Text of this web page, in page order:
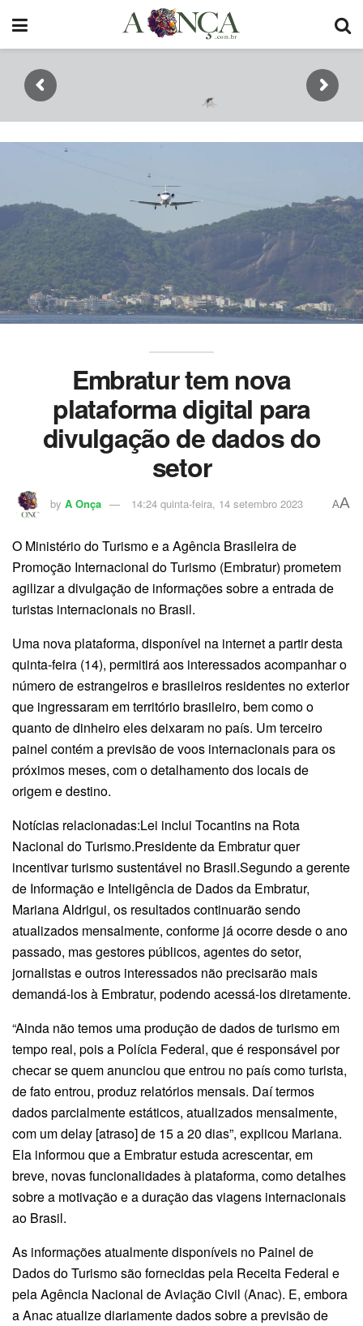
Embratur tem nova
plataforma digital para
divulgação de dados do
setor
by A Onça 14:24 quinta-feira, 14 setembro 2023 AA
O Ministério do Turismo e a Agência Brasileira de
Promoção Internacional do Turismo (Embratur) prometem
agilizar a divulgação de informações sobre a entrada de
turistas internacionais no Brasil.
Uma nova plataforma, disponível na internet a partir desta
quinta-feira (14), permitirá aos interessados acompanhar o
número de estrangeiros e brasileiros residentes no exterior
que ingressaram em território brasileiro, bem como o
quanto de dinheiro eles deixaram no país. Um terceiro
painel contém a previsão de voos internacionais para os
próximos meses, com o detalhamento dos locais de
origem e destino.
Notícias relacionadas:Lei inclui Tocantins na Rota
Nacional do Turismo.Presidente da Embratur quer
incentivar turismo sustentável no Brasil.Segundo a gerente
de Informação e Inteligência de Dados da Embratur,
Mariana Aldrigui, os resultados continuarão sendo
atualizados mensalmente, conforme já ocorre desde o ano
passado, mas gestores públicos, agentes do setor,
jornalistas e outros interessados não precisarão mais
demandá-los à Embratur, podendo acessá-los diretamente.
“Ainda não temos uma produção de dados de turismo em
tempo real, pois a Polícia Federal, que é responsável por
checar se quem anunciou que entrou no país como turista,
de fato entrou, produz relatórios mensais. Daí termos
dados parcialmente estáticos, atualizados mensalmente,
com um delay [atraso] de 15 a 20 dias”, explicou Mariana.
Ela informou que a Embratur estuda acrescentar, em
breve, novas funcionalidades à plataforma, como detalhes
sobre a motivação e a duração das viagens internacionais
ao Brasil.
As informações atualmente disponíveis no Painel de
Dados do Turismo são fornecidas pela Receita Federal e
pela Agência Nacional de Aviação Civil (Anac). E, embora
a Anac atualize diariamente dados sobre a previsão de